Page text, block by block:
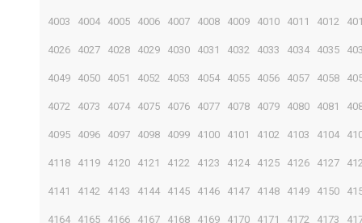
4003 4004 4005 4006 4007 4008 4009 4010 4011 4012
4026 4027 4028 4029 4030 4031 4032 4033 4034 4035
4049 4050 4051 4052 4053 4054 4055 4056 4057 4058
4072 4073 4074 4075 4076 4077 4078 4079 4080 4081
4095 4096 4097 4098 4099 4100 4101 4102 4103 4104
4118 4119 4120 4121 4122 4123 4124 4125 4126 4127
4141 4142 4143 4144 4145 4146 4147 4148 4149 4150
4164 4165 4166 4167 4168 4169 4170 4171 4172 4173